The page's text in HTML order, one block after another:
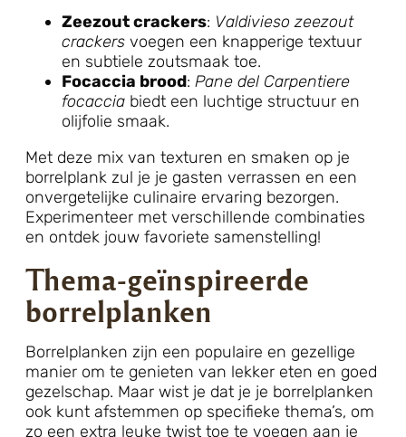
Zeezout crackers: Valdivieso zeezout
crackers voegen een knapperige textuur
en subtiele zoutsmaak toe.
Focaccia brood: Pane del Carpentiere
focaccia biedt een luchtige structuur en
olijfolie smaak.
Met deze mix van texturen en smaken op je
borrelplank zul je je gasten verrassen en een
onvergetelijke culinaire ervaring bezorgen.
Experimenteer met verschillende combinaties
en ontdek jouw favoriete samenstelling!
Thema-geïnspireerde
borrelplanken
Borrelplanken zijn een populaire en gezellige
manier om te genieten van lekker eten en goed
gezelschap. Maar wist je dat je je borrelplanken
ook kunt afstemmen op specifieke thema’s, om
zo een extra leuke twist toe te voegen aan je